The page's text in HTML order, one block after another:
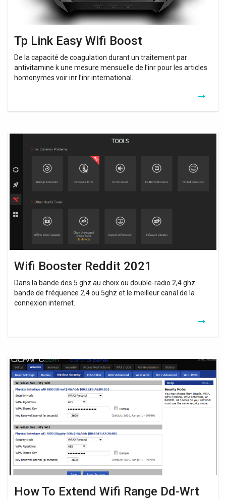
Tp Link Easy Wifi Boost
De la capacité de coagulation durant un traitement par
antivitamine k une mesure mensuelle de l’inr pour les articles
homonymes voir inr l’inr international.
Wifi Booster Reddit 2021
Dans la bande des 5 ghz au choix ou double-radio 2,4 ghz
bande de fréquence 2,4 ou 5ghz et le meilleur canal de la
connexion internet.
Wifi
Booster
2021
How To Extend Wifi Range Dd-Wrt
How
To
Extend
Wifi
Range
Dd-
Wrt